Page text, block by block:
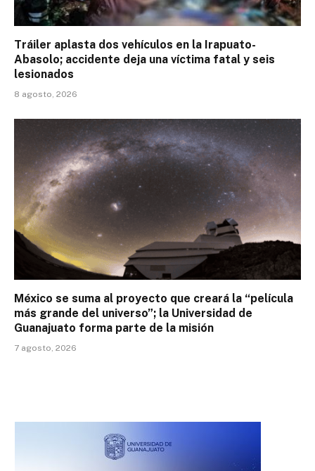
Tráiler aplasta dos vehículos en la Irapuato-
Abasolo; accidente deja una víctima fatal y seis
lesionados
8 agosto, 2026
México se suma al proyecto que creará la “película
más grande del universo”; la Universidad de
Guanajuato forma parte de la misión
7 agosto, 2026